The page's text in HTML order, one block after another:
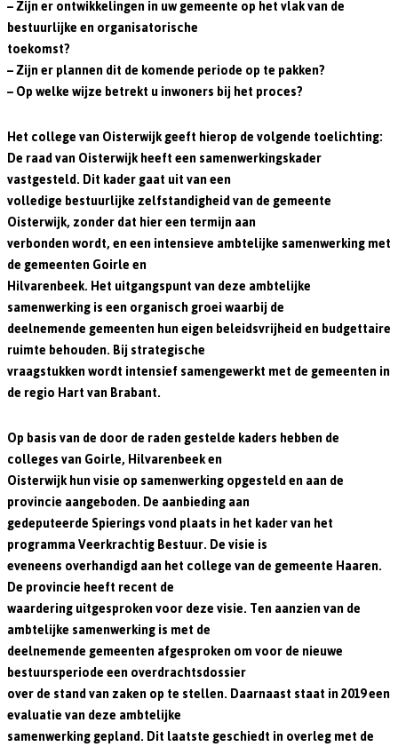
– Zijn er ontwikkelingen in uw gemeente op het vlak van de
bestuurlijke en organisatorische
toekomst?
– Zijn er plannen dit de komende periode op te pakken?
– Op welke wijze betrekt u inwoners bij het proces?
Het college van Oisterwijk geeft hierop de volgende toelichting:
De raad van Oisterwijk heeft een samenwerkingskader
vastgesteld. Dit kader gaat uit van een
volledige bestuurlijke zelfstandigheid van de gemeente
Oisterwijk, zonder dat hier een termijn aan
verbonden wordt, en een intensieve ambtelijke samenwerking met
de gemeenten Goirle en
Hilvarenbeek. Het uitgangspunt van deze ambtelijke
samenwerking is een organisch groei waarbij de
deelnemende gemeenten hun eigen beleidsvrijheid en budgettaire
ruimte behouden. Bij strategische
vraagstukken wordt intensief samengewerkt met de gemeenten in
de regio Hart van Brabant.
Op basis van de door de raden gestelde kaders hebben de
colleges van Goirle, Hilvarenbeek en
Oisterwijk hun visie op samenwerking opgesteld en aan de
provincie aangeboden. De aanbieding aan
gedeputeerde Spierings vond plaats in het kader van het
programma Veerkrachtig Bestuur. De visie is
eveneens overhandigd aan het college van de gemeente Haaren.
De provincie heeft recent de
waardering uitgesproken voor deze visie. Ten aanzien van de
ambtelijke samenwerking is met de
deelnemende gemeenten afgesproken om voor de nieuwe
bestuursperiode een overdrachtsdossier
over de stand van zaken op te stellen. Daarnaast staat in 2019 een
evaluatie van deze ambtelijke
samenwerking gepland. Dit laatste geschiedt in overleg met de